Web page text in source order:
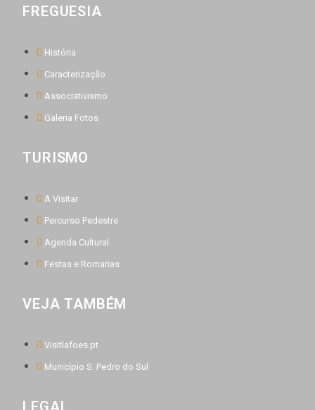
FREGUESIA
História
Caracterização
Associativismo
Galeria Fotos
TURISMO
A Visitar
Percurso Pedestre
Agenda Cultural
Festas e Romarias
VEJA TAMBÉM
Visitlafoes.pt
Município S. Pedro do Sul
LEGAL